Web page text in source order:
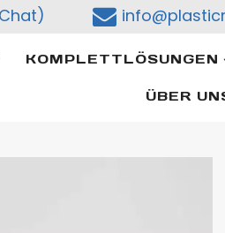
KOMPLETTLÖSUNGEN
ÜBER